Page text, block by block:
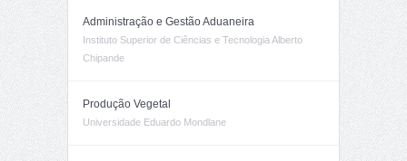
Administração e Gestão Aduaneira
Instituto Superior de Ciências e Tecnologia Alberto
Chipande
Produção Vegetal
Universidade Eduardo Mondlane